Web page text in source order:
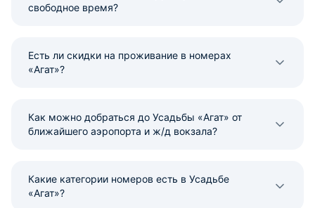
свободное время?
Есть ли скидки на проживание в номерах
«Агат»?
Как можно добраться до Усадьбы «Агат» от
ближайшего аэропорта и ж/д вокзала?
Какие категории номеров есть в Усадьбе
«Агат»?